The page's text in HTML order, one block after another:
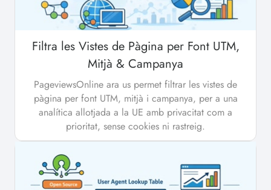
Filtra les Vistes de Pàgina per Font UTM,
Mitjà & Campanya
PageviewsOnline ara us permet filtrar les vistes de
pàgina per font UTM, mitjà i campanya, per a una
analítica allotjada a la UE amb privacitat com a
prioritat, sense cookies ni rastreig.